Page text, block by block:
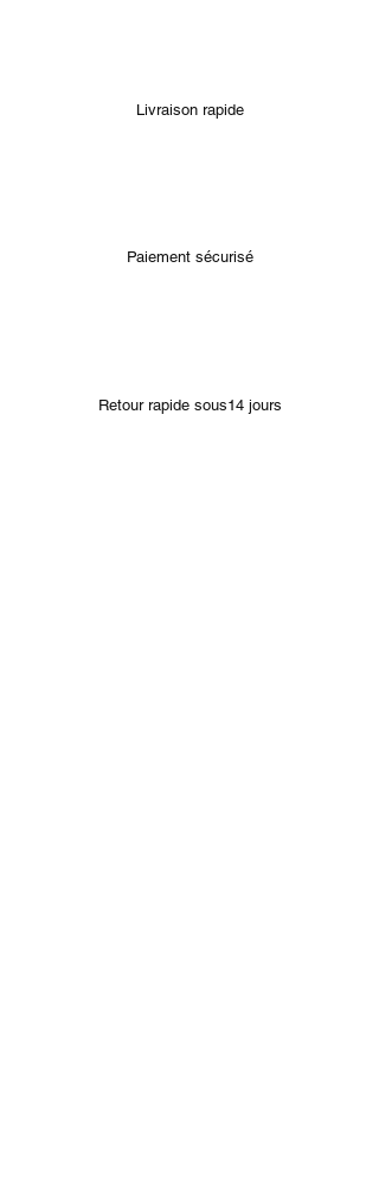
Livraison rapide
Paiement sécurisé
Retour rapide sous14 jours